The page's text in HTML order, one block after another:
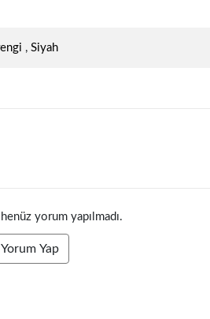
,Siyah
yorum yapılmadı.
Yorum Yap